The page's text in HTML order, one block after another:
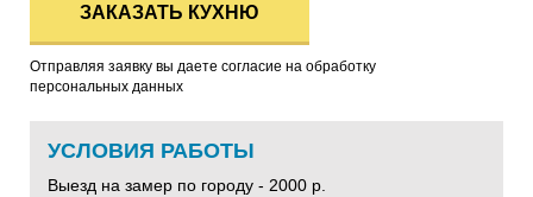
ЗАКАЗАТЬ КУХНЮ
Отправляя заявку вы даете согласие на обработку
персональных данных
УСЛОВИЯ РАБОТЫ
Выезд на замер по городу - 2000 р.